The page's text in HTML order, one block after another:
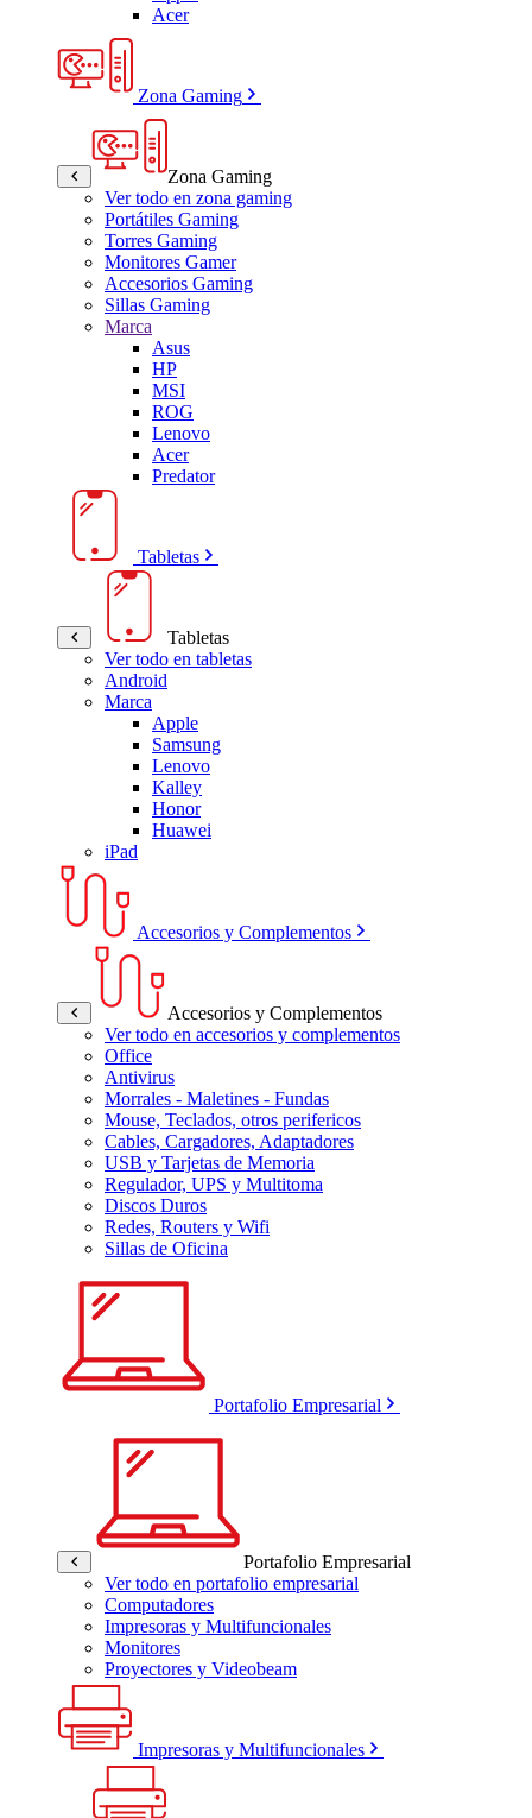
Acer
Zona Gaming
Zona Gaming
Ver todo en zona gaming
Portátiles Gaming
Torres Gaming
Monitores Gamer
Accesorios Gaming
Sillas Gaming
Marca
Asus
HP
MSI
ROG
Lenovo
Acer
Predator
Tabletas
Tabletas
Ver todo en tabletas
Android
Marca
Apple
Samsung
Lenovo
Kalley
Honor
Huawei
iPad
Accesorios y Complementos
Accesorios y Complementos
Ver todo en accesorios y complementos
Office
Antivirus
Morrales - Maletines - Fundas
Mouse, Teclados, otros perifericos
Cables, Cargadores, Adaptadores
USB y Tarjetas de Memoria
Regulador, UPS y Multitoma
Discos Duros
Redes, Routers y Wifi
Sillas de Oficina
Portafolio Empresarial
Portafolio Empresarial
Ver todo en portafolio empresarial
Computadores
Impresoras y Multifuncionales
Monitores
Proyectores y Videobeam
Impresoras y Multifuncionales